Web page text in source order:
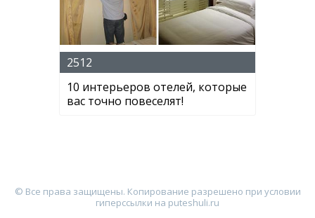
2512
10 интерьеров отелей, которые
вас точно повеселят!
© Все права защищены. Копирование разрешено при условии
гиперссылки на puteshuli.ru